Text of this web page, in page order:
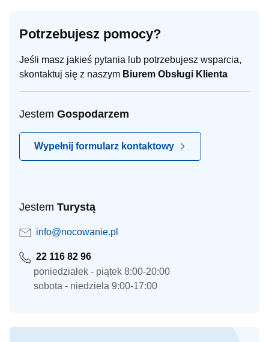
Potrzebujesz pomocy?
Jeśli masz jakieś pytania lub potrzebujesz wsparcia,
skontaktuj się z naszym Biurem Obsługi Klienta
Jestem Gospodarzem
Wypełnij formularz kontaktowy
Jestem Turystą
info@nocowanie.pl
22 116 82 96
poniedziałek - piątek 8:00-20:00
sobota - niedziela 9:00-17:00